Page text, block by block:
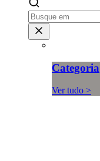
Categoria
Ver tudo >